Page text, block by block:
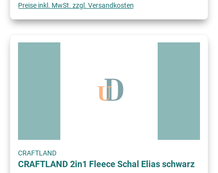
Preise inkl. MwSt. zzgl. Versandkosten
CRAFTLAND
CRAFTLAND 2in1 Fleece Schal Elias schwarz